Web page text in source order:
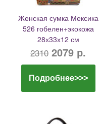
Женская сумка Мексика
526 гобелен+экокожа
28х33х12 см
2310 2079 р.
Подробнее>>>